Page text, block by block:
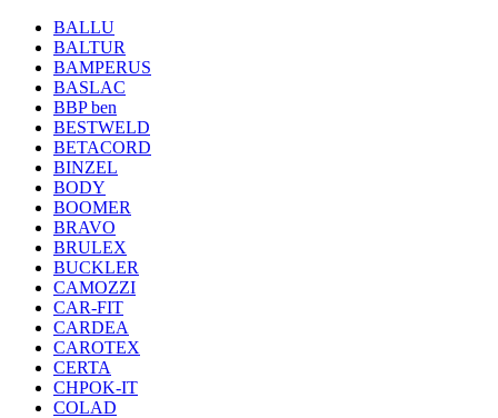
BALLU
BALTUR
BAMPERUS
BASLAC
BBP ben
BESTWELD
BETACORD
BINZEL
BODY
BOOMER
BRAVO
BRULEX
BUCKLER
CAMOZZI
CAR-FIT
CARDEA
CAROTEX
CERTA
CHPOK-IT
COLAD